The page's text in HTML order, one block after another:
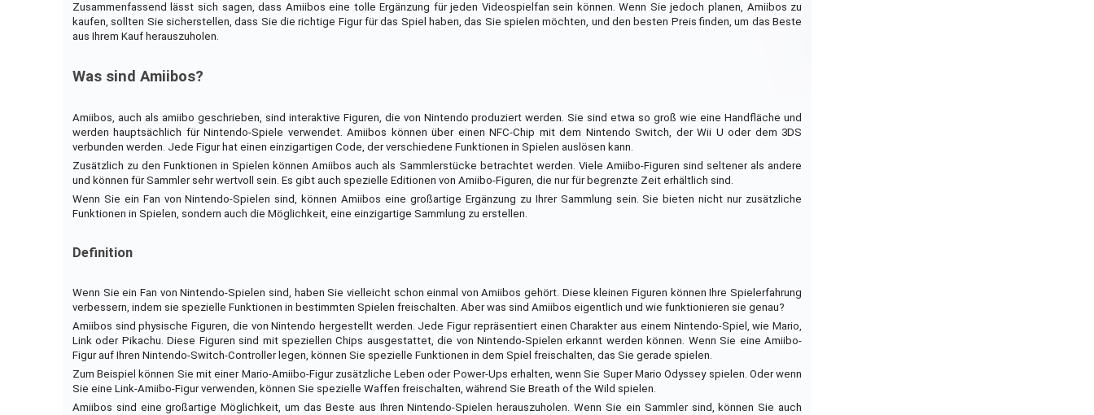
Zusammenfassend lässt sich sagen, dass Amiibos eine tolle Ergänzung für jeden Videospielfan sein können. Wenn Sie jedoch planen, Amiibos zu
kaufen, sollten Sie sicherstellen, dass Sie die richtige Figur für das Spiel haben, das Sie spielen möchten, und den besten Preis finden, um das Beste
aus Ihrem Kauf herauszuholen.
Was sind Amiibos?
Amiibos, auch als amiibo geschrieben, sind interaktive Figuren, die von Nintendo produziert werden. Sie sind etwa so groß wie eine Handfläche und
werden hauptsächlich für Nintendo-Spiele verwendet. Amiibos können über einen NFC-Chip mit dem Nintendo Switch, der Wii U oder dem 3DS
verbunden werden. Jede Figur hat einen einzigartigen Code, der verschiedene Funktionen in Spielen auslösen kann.
Zusätzlich zu den Funktionen in Spielen können Amiibos auch als Sammlerstücke betrachtet werden. Viele Amiibo-Figuren sind seltener als andere
und können für Sammler sehr wertvoll sein. Es gibt auch spezielle Editionen von Amiibo-Figuren, die nur für begrenzte Zeit erhältlich sind.
Wenn Sie ein Fan von Nintendo-Spielen sind, können Amiibos eine großartige Ergänzung zu Ihrer Sammlung sein. Sie bieten nicht nur zusätzliche
Funktionen in Spielen, sondern auch die Möglichkeit, eine einzigartige Sammlung zu erstellen.
Definition
Wenn Sie ein Fan von Nintendo-Spielen sind, haben Sie vielleicht schon einmal von Amiibos gehört. Diese kleinen Figuren können Ihre Spielerfahrung
verbessern, indem sie spezielle Funktionen in bestimmten Spielen freischalten. Aber was sind Amiibos eigentlich und wie funktionieren sie genau?
Amiibos sind physische Figuren, die von Nintendo hergestellt werden. Jede Figur repräsentiert einen Charakter aus einem Nintendo-Spiel, wie Mario,
Link oder Pikachu. Diese Figuren sind mit speziellen Chips ausgestattet, die von Nintendo-Spielen erkannt werden können. Wenn Sie eine Amiibo-
Figur auf Ihren Nintendo-Switch-Controller legen, können Sie spezielle Funktionen in dem Spiel freischalten, das Sie gerade spielen.
Zum Beispiel können Sie mit einer Mario-Amiibo-Figur zusätzliche Leben oder Power-Ups erhalten, wenn Sie Super Mario Odyssey spielen. Oder wenn
Sie eine Link-Amiibo-Figur verwenden, können Sie spezielle Waffen freischalten, während Sie Breath of the Wild spielen.
Amiibos sind eine großartige Möglichkeit, um das Beste aus Ihren Nintendo-Spielen herauszuholen. Wenn Sie ein Sammler sind, können Sie auch